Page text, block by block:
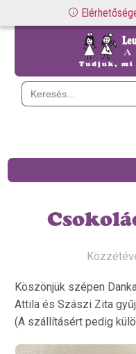
Search
for:
Köszönjük szépen
Attila és Szászi Zita
(A szállításért pedig